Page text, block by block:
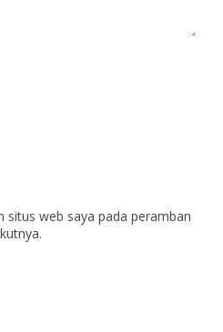
situs web saya pada peramban